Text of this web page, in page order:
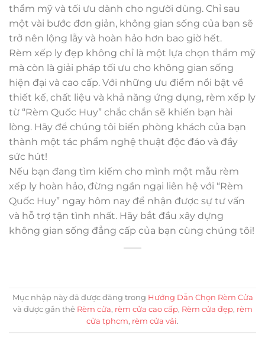
thẩm mỹ và tối ưu dành cho người dùng. Chỉ sau
một vài bước đơn giản, không gian sống của bạn sẽ
trở nên lộng lẫy và hoàn hảo hơn bao giờ hết.
Rèm xếp ly đẹp không chỉ là một lựa chọn thẩm mỹ
mà còn là giải pháp tối ưu cho không gian sống
hiện đại và cao cấp. Với những ưu điểm nổi bật về
thiết kế, chất liệu và khả năng ứng dụng, rèm xếp ly
từ “Rèm Quốc Huy” chắc chắn sẽ khiến bạn hài
lòng. Hãy để chúng tôi biến phòng khách của bạn
thành một tác phẩm nghệ thuật độc đáo và đầy
sức hút!
Nếu bạn đang tìm kiếm cho mình một mẫu rèm
xếp ly hoàn hảo, đừng ngần ngại liên hệ với “Rèm
Quốc Huy” ngay hôm nay để nhận được sự tư vấn
và hỗ trợ tận tình nhất. Hãy bắt đầu xây dựng
không gian sống đẳng cấp của bạn cùng chúng tôi!
Mục nhập này đã được đăng trong Hướng Dẫn Chọn Rèm Cửa
và được gắn thẻ Rèm cửa, rèm cửa cao cấp, Rèm cửa đẹp, rèm
cửa tphcm, rèm cửa vải.